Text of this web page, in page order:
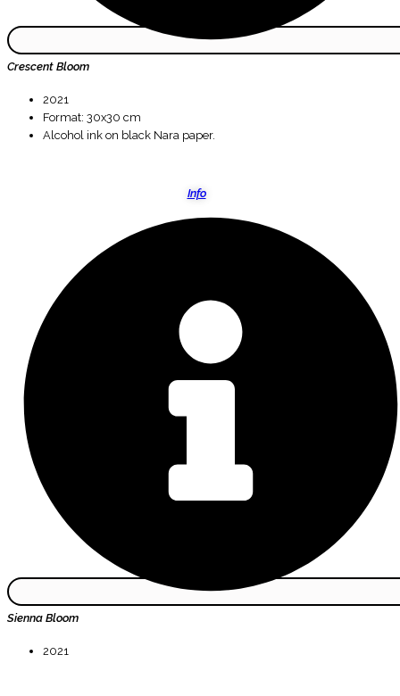
Crescent Bloom
2021
Format: 30x30 cm
Alcohol ink on black Nara paper.
Info
Sienna Bloom
2021